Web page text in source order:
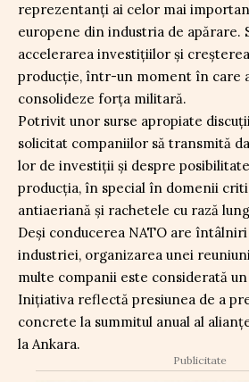
reprezentanți ai celor mai
europene din industria de apărare.
accelerarea investițiilor și
producție, într-un moment în care
consolideze forța militară.
Potrivit unor surse apropiate
solicitat companiilor să transmită
lor de investiții și despre
producția, în special în domenii
antiaeriană și rachetele cu rază
Deși conducerea NATO are
industriei, organizarea unei
multe companii este considerată
Inițiativa reflectă presiunea de a
concrete la summitul anual al
la Ankara.
Publicitate